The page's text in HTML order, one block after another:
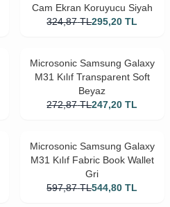
Cam Ekran Koruyucu Siyah
324,87 TL295,20 TL
Microsonic Samsung Galaxy
M31 Kılıf Transparent Soft
Beyaz
272,87 TL247,20 TL
Microsonic Samsung Galaxy
M31 Kılıf Fabric Book Wallet
Gri
597,87 TL544,80 TL